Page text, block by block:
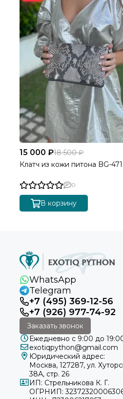
15 000 ₽18 500 ₽
Клатч из кожи питона BG-471
0
В корзину
WhatsApp
Telegram
+7 (495) 369-12-56
+7 (926) 977-74-92
Заказать звонок
Ежедневно с 9:00 до
exotiqpython@gmail.com
Юридический адрес:
Москва, 127287, ул.
38А, стр. 26
ИП: Стрельникова К. Г.
ОГРНИП: